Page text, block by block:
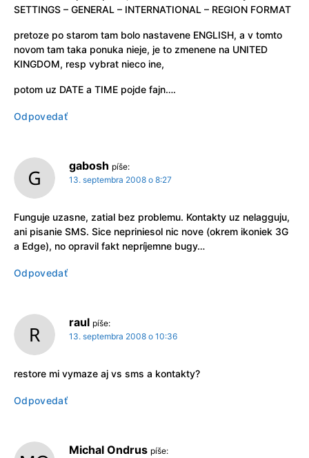
SETTINGS – GENERAL – INTERNATIONAL – REGION FORMAT
pretoze po starom tam bolo nastavene ENGLISH, a v tomto
novom tam taka ponuka nieje, je to zmenene na UNITED
KINGDOM, resp vybrat nieco ine,
potom uz DATE a TIME pojde fajn….
Odpovedať
gabosh píše:
13. septembra 2008 o 8:27
Funguje uzasne, zatial bez problemu. Kontakty uz nelagguju,
ani pisanie SMS. Sice nepriniesol nic nove (okrem ikoniek 3G
a Edge), no opravil fakt nepríjemne bugy…
Odpovedať
raul píše:
13. septembra 2008 o 10:36
restore mi vymaze aj vs sms a kontakty?
Odpovedať
Michal Ondrus píše: